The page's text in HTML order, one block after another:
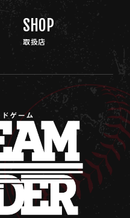
SHOP
取扱店